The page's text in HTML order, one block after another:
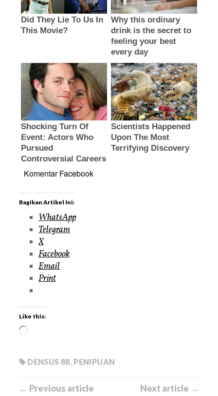
Komentar Facebook
Bagikan Artikel Ini:
WhatsApp
Telegram
X
Facebook
Email
Print
Like this:
DENSUS 88, PENIPUAN
← Previous article Next article →